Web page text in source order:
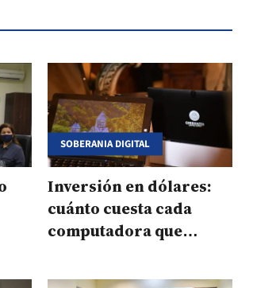
SOBERANIA DIGITAL
Inversión en dólares:
cuánto cuesta cada
computadora que